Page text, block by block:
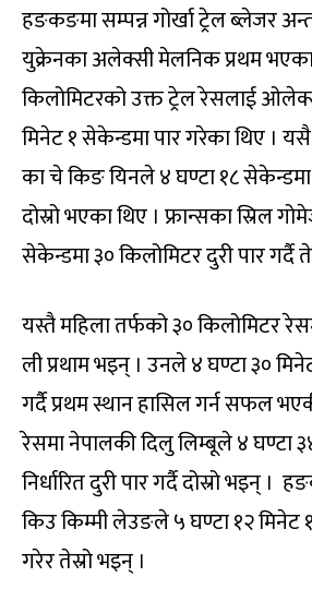
हङकङमा सम्पन्न गोर्खा ट्रेल ब्लेजर
युक्रेनका अलेक्सी मेलनिक प्रथम
किलोमिटरको उक्त ट्रेल रेसलाई
मिनेट १ सेकेन्डमा पार गरेका थिए ।
का चे किङ यिनले ४ घण्टा १८ सेकेन्डमा
दोस्रो भएका थिए । फ्रान्सका स्रिल
सेकेन्डमा ३० किलोमिटर दुरी पार गर्दै
यस्तै महिला तर्फको ३० किलोमिटर
ली प्रथाम भइन् । उनले ४ घण्टा ३०
गर्दै प्रथम स्थान हासिल गर्न सफल
रेसमा नेपालकी दिलु लिम्बूले ४ घण्टा
निर्धारित दुरी पार गर्दै दोस्रो भइन्
किउ किम्मी लेउङले ५ घण्टा १२ मिनेट
गरेर तेस्रो भइन् ।